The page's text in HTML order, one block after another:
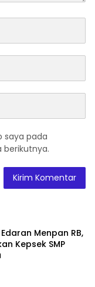
saya pada
berikutnya.
Menpan RB,
Kepsek SMP